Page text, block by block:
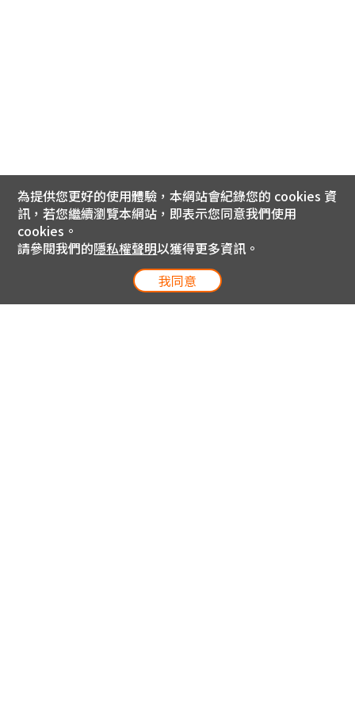
為提供您更好的使用體驗，本網站會紀錄您的 cookies 資
訊，若您繼續瀏覽本網站，即表示您同意我們使用
cookies。
請參閱我們的隱私權聲明以獲得更多資訊。
我同意